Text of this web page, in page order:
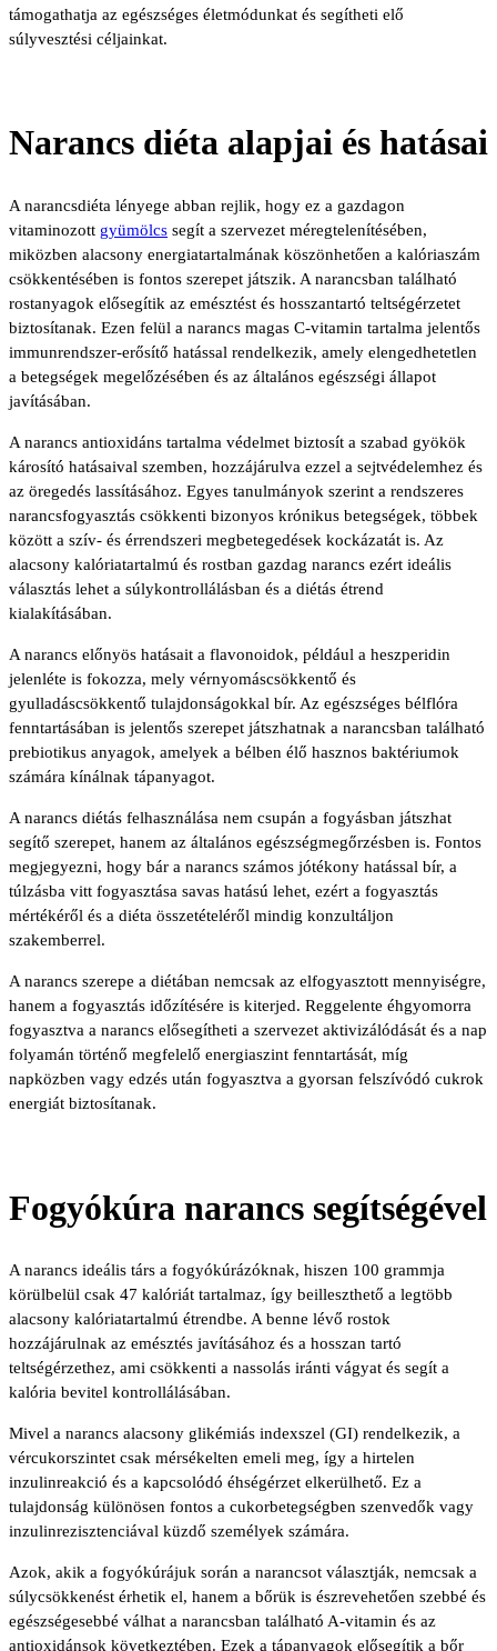
támogathatja az egészséges életmódunkat és segítheti elő
súlyvesztési céljainkat.
Narancs diéta alapjai és hatásai
A narancsdiéta lényege abban rejlik, hogy ez a gazdagon
vitaminozott gyümölcs segít a szervezet méregtelenítésében,
miközben alacsony energiatartalmának köszönhetően a kalóriaszám
csökkentésében is fontos szerepet játszik. A narancsban található
rostanyagok elősegítik az emésztést és hosszantartó teltségérzetet
biztosítanak. Ezen felül a narancs magas C-vitamin tartalma jelentős
immunrendszer-erősítő hatással rendelkezik, amely elengedhetetlen
a betegségek megelőzésében és az általános egészségi állapot
javításában.
A narancs antioxidáns tartalma védelmet biztosít a szabad gyökök
károsító hatásaival szemben, hozzájárulva ezzel a sejtvédelemhez és
az öregedés lassításához. Egyes tanulmányok szerint a rendszeres
narancsfogyasztás csökkenti bizonyos krónikus betegségek, többek
között a szív- és érrendszeri megbetegedések kockázatát is. Az
alacsony kalóriatartalmú és rostban gazdag narancs ezért ideális
választás lehet a súlykontrollálásban és a diétás étrend
kialakításában.
A narancs előnyös hatásait a flavonoidok, például a heszperidin
jelenléte is fokozza, mely vérnyomáscsökkentő és
gyulladáscsökkentő tulajdonságokkal bír. Az egészséges bélflóra
fenntartásában is jelentős szerepet játszhatnak a narancsban található
prebiotikus anyagok, amelyek a bélben élő hasznos baktériumok
számára kínálnak tápanyagot.
A narancs diétás felhasználása nem csupán a fogyásban játszhat
segítő szerepet, hanem az általános egészségmegőrzésben is. Fontos
megjegyezni, hogy bár a narancs számos jótékony hatással bír, a
túlzásba vitt fogyasztása savas hatású lehet, ezért a fogyasztás
mértékéről és a diéta összetételéről mindig konzultáljon
szakemberrel.
A narancs szerepe a diétában nemcsak az elfogyasztott mennyiségre,
hanem a fogyasztás időzítésére is kiterjed. Reggelente éhgyomorra
fogyasztva a narancs elősegítheti a szervezet aktivizálódását és a nap
folyamán történő megfelelő energiaszint fenntartását, míg
napközben vagy edzés után fogyasztva a gyorsan felszívódó cukrok
energiát biztosítanak.
Fogyókúra narancs segítségével
A narancs ideális társ a fogyókúrázóknak, hiszen 100 grammja
körülbelül csak 47 kalóriát tartalmaz, így beilleszthető a legtöbb
alacsony kalóriatartalmú étrendbe. A benne lévő rostok
hozzájárulnak az emésztés javításához és a hosszan tartó
teltségérzethez, ami csökkenti a nassolás iránti vágyat és segít a
kalória bevitel kontrollálásában.
Mivel a narancs alacsony glikémiás indexszel (GI) rendelkezik, a
vércukorszintet csak mérsékelten emeli meg, így a hirtelen
inzulinreakció és a kapcsolódó éhségérzet elkerülhető. Ez a
tulajdonság különösen fontos a cukorbetegségben szenvedők vagy
inzulinrezisztenciával küzdő személyek számára.
Azok, akik a fogyókúrájuk során a narancsot választják, nemcsak a
súlycsökkenést érhetik el, hanem a bőrük is észrevehetően szebbé és
egészségesebbé válhat a narancsban található A-vitamin és az
antioxidánsok következtében. Ezek a tápanyagok elősegítik a bőr